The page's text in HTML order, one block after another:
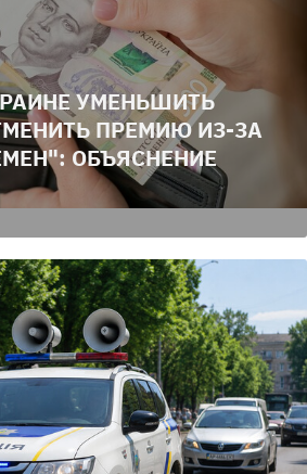
УМЕНЬШИТЬ
ПРЕМИЮ ИЗ-ЗА
ОБЪЯСНЕНИЕ